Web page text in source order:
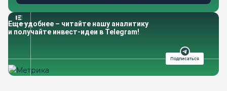
Еще удобнее – читайте нашу аналитику
и получайте инвест-идеи в Telegram!
Подписаться